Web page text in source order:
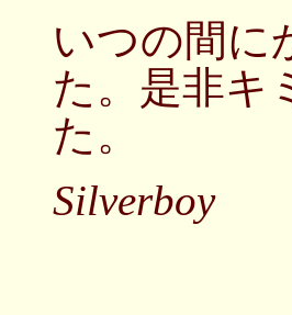
いつの間に
た。是非キ
た。
Silverboy